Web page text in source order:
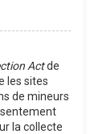
Actde
les sites
de mineurs
la collecte